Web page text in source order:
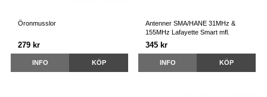
Öronmusslor
279 kr
INFO KÖP
Antenner SMA/HANE 31MHz &
155MHz Lafayette Smart mfl.
345 kr
INFO KÖP